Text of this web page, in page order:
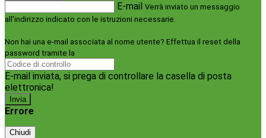
E-mail Verrà inviato un messaggio
all'indirizzo indicato con le istruzioni necessarie.
Non hai una e-mail associata al nome utente? Effettua il reset della
password tramite la
E-mail inviata, si prega di controllare la casella di posta
elettronica!
Errore
Chiudi